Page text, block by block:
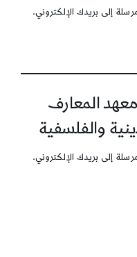
إلى بريدك الإلكتروني.
المعارف
والفلسفية
إلى بريدك الإلكتروني.